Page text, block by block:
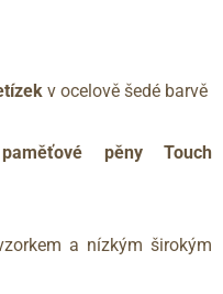
v ocelově šedé barvě
paměťové pěny Touch
a nízkým širokým